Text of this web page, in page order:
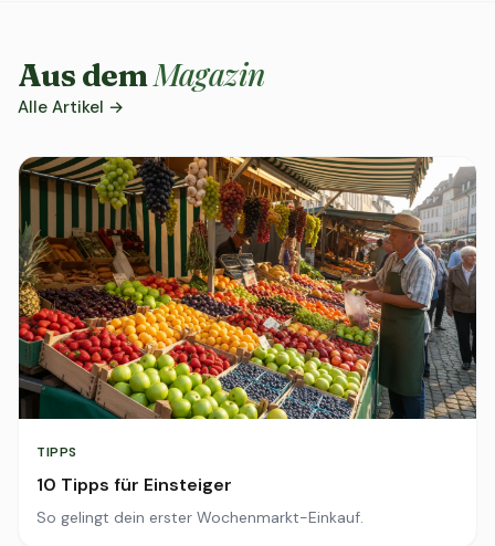
Aus demMagazin
Alle Artikel →
TIPPS
10 Tipps für Einsteiger
So gelingt dein erster Wochenmarkt-Einkauf.